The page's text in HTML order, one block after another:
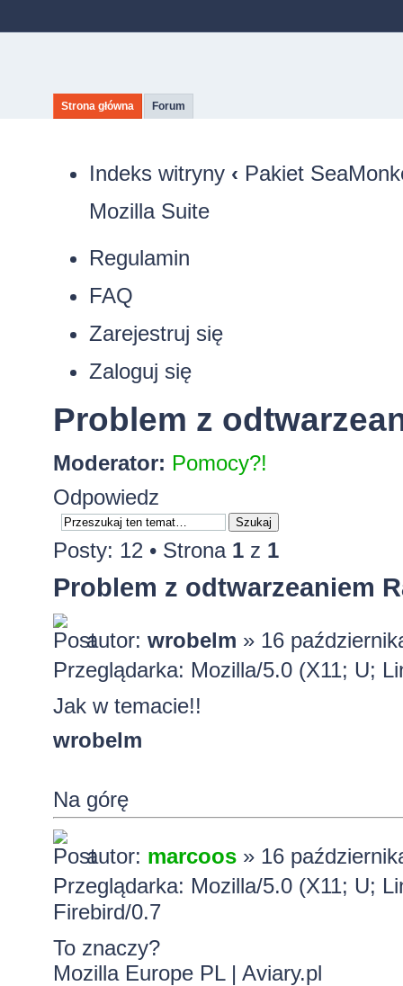
Strona główna Forum
Indeks witryny ‹ Pakiet
Mozilla Suite
Regulamin
FAQ
Zarejestruj się
Zaloguj się
Problem z
Moderator: Pomocy?!
Odpowiedz
Posty: 12 • Strona 1z 1
Problem z odtwarzeaniem
autor: wrobelm » 16
Przeglądarka: Mozilla/5.0 (X11; U;
Jak w temacie!!
wrobelm
Na górę
autor: marcoos» 16
Przeglądarka: Mozilla/5.0 (X11; U;
Firebird/0.7
To znaczy?
Mozilla Europe PL| Aviary.pl